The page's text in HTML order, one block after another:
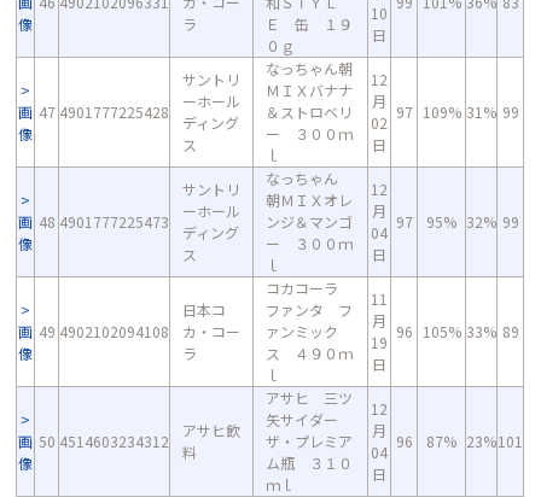
像
ラ
Ｅ 缶 １９
０ｇ
10
日
画
像
47 4901777225428
サントリ
ーホール
ディング
ス
なっちゃん朝
ＭＩＸバナナ
＆ストロベリ
ー ３００ｍ
ｌ
12
月
02
日
97 109% 31% 99
画
像
48 4901777225473
サントリ
ーホール
ディング
ス
なっちゃん
朝ＭＩＸオレ
ンジ＆マンゴ
ー ３００ｍ
ｌ
12
月
04
日
97 95% 32% 99
画
像
49 4902102094108
日本コ
カ・コー
ラ
コカコーラ
ファンタ フ
ァンミック
ス ４９０ｍ
ｌ
11
月
19
日
96 105% 33% 89
画
像
50 4514603234312
アサヒ飲
料
アサヒ 三ツ
矢サイダー
ザ・プレミア
ム瓶 ３１０
ｍｌ
12
月
04
日
96 87% 23%101